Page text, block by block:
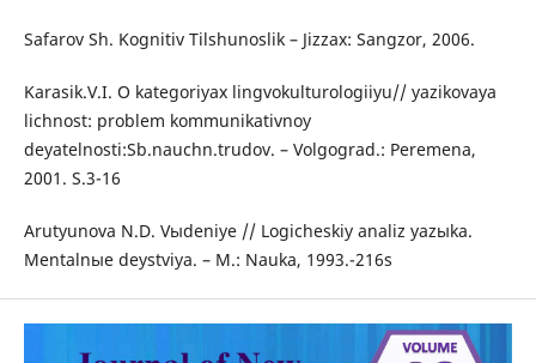
Safarov Sh. Kognitiv Tilshunoslik – Jizzax: Sangzor, 2006.
Karasik.V.I. O kategoriyax lingvokulturologiiyu// yazikovaya
lichnost: problem kommunikativnoy
deyatelnosti:Sb.nauchn.trudov. – Volgograd.: Peremena,
2001. S.3-16
Arutyunova N.D. Vыdeniye // Logicheskiy analiz yazыka.
Mentalnыe deystviya. – M.: Nauka, 1993.-216s